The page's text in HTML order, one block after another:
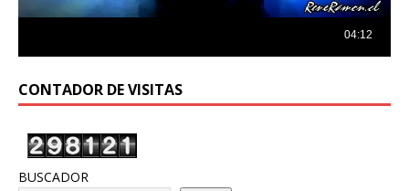
CONTADOR DE VISITAS
BUSCADOR